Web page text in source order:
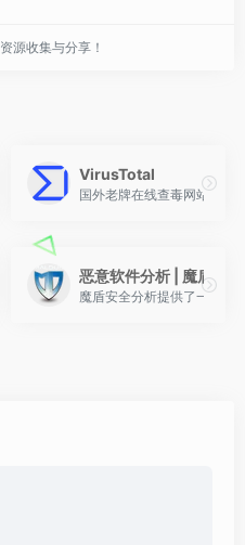
源收集与分享！
上传限制最大20M
VirusTotal
国外老牌在线查毒网站，聚
的安全辅助平台，普通用户单文件上传
恶意软件分析 | 魔盾安全
魔盾安全分析提供了一个免